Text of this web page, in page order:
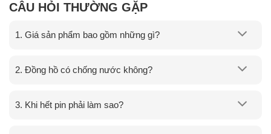
CÂU HỎI THƯỜNG GẶP
1. Giá sản phẩm bao gồm những gì?
2. Đồng hồ có chống nước không?
3. Khi hết pin phải làm sao?